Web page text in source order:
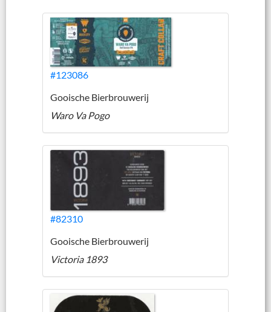
#123086
Gooische Bierbrouwerij
Waro Va Pogo
#82310
Gooische Bierbrouwerij
Victoria 1893